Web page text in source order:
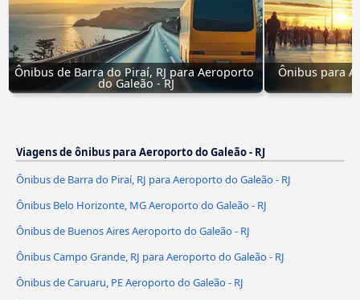
Ônibus de Barra do Piraí, RJ para Aeroporto
do Galeão - RJ
Ônibus para
Viagens de ônibus para Aeroporto do Galeão - RJ
Ônibus de Barra do Piraí, RJ para Aeroporto do Galeão - RJ
Ônibus Belo Horizonte, MG Aeroporto do Galeão - RJ
Ônibus de Buenos Aires Aeroporto do Galeão - RJ
Ônibus Campo Grande, RJ para Aeroporto do Galeão - RJ
Ônibus de Caruaru, PE Aeroporto do Galeão - RJ